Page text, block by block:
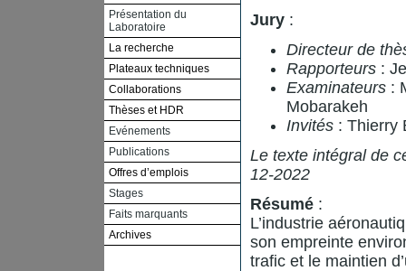
Présentation du
Laboratoire
La recherche
Plateaux techniques
Collaborations
Thèses et HDR
Evénements
Publications
Offres d’emplois
Stages
Faits marquants
Archives
Jury :
Directeur de
Rapporteurs :
Examinateurs :
Mobarakeh
Invités : Thierry
Le texte intégral de
12-2022
Résumé :
L’industrie
son empreinte
trafic et le maintien